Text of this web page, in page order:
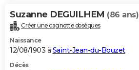
Suzanne DEGUILHEM (86 ans)
Créer une cagnotte obsèques
Naissance
12/08/1903 à Saint-Jean-du-Bouzet
Décès